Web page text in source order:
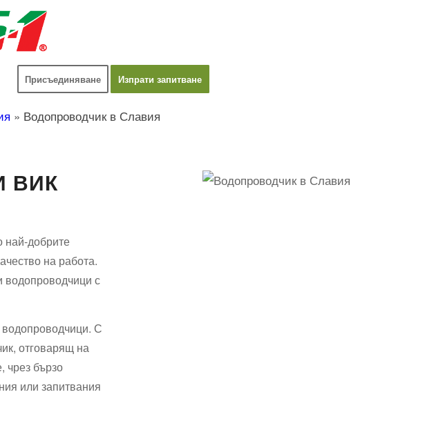
Присъединяване Изпрати запитване
» Водопроводчик в Славия
ВИК
най-добрите
на работа.
водопроводчици с
С
отговарящ на
чрез бързо
или запитвания